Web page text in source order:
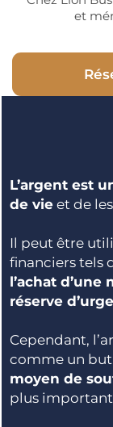
et
L’argent est
de vie et de
Il peut être
financiers tels
l’achat d’une
réserve
Cependant,
comme un
moyen de
plus